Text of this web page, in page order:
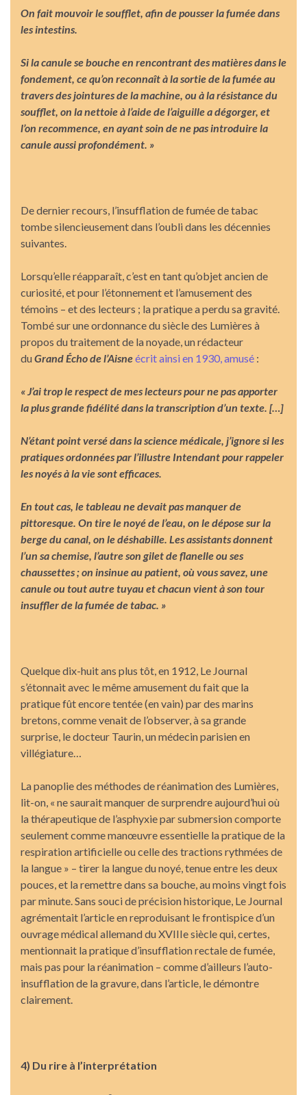
On fait mouvoir le soufflet, afin de pousser la fumée dans
les intestins.
Si la canule se bouche en rencontrant des matières dans le
fondement, ce qu’on reconnaît à la sortie de la fumée au
travers des jointures de la machine, ou à la résistance du
soufflet, on la nettoie à l’aide de l’aiguille a dégorger, et
l’on recommence, en ayant soin de ne pas introduire la
canule aussi profondément. »
De dernier recours, l’insufflation de fumée de tabac
tombe silencieusement dans l’oubli dans les décennies
suivantes.
Lorsqu’elle réapparaît, c’est en tant qu’objet ancien de
curiosité, et pour l’étonnement et l’amusement des
témoins – et des lecteurs ; la pratique a perdu sa gravité.
Tombé sur une ordonnance du siècle des Lumières à
propos du traitement de la noyade, un rédacteur
duGrand Écho de l’Aisneécrit ainsi en 1930, amusé :
« J’ai trop le respect de mes lecteurs pour ne pas apporter
la plus grande fidélité dans la transcription d’un texte. […]
N’étant point versé dans la science médicale, j’ignore si les
pratiques ordonnées par l’illustre Intendant pour rappeler
les noyés à la vie sont efficaces.
En tout cas, le tableau ne devait pas manquer de
pittoresque. On tire le noyé de l’eau, on le dépose sur la
berge du canal, on le déshabille. Les assistants donnent
l’un sa chemise, l’autre son gilet de flanelle ou ses
chaussettes ; on insinue au patient, où vous savez, une
canule ou tout autre tuyau et chacun vient à son tour
insuffler de la fumée de tabac. »
Quelque dix-huit ans plus tôt, en 1912, Le Journal
s’étonnait avec le même amusement du fait que la
pratique fût encore tentée (en vain) par des marins
bretons, comme venait de l’observer, à sa grande
surprise, le docteur Taurin, un médecin parisien en
villégiature…
La panoplie des méthodes de réanimation des Lumières,
lit-on, « ne saurait manquer de surprendre aujourd’hui où
la thérapeutique de l’asphyxie par submersion comporte
seulement comme manœuvre essentielle la pratique de la
respiration artificielle ou celle des tractions rythmées de
la langue » – tirer la langue du noyé, tenue entre les deux
pouces, et la remettre dans sa bouche, au moins vingt fois
par minute. Sans souci de précision historique, Le Journal
agrémentait l’article en reproduisant le frontispice d’un
ouvrage médical allemand du XVIIIe siècle qui, certes,
mentionnait la pratique d’insufflation rectale de fumée,
mais pas pour la réanimation – comme d’ailleurs l’auto-
insufflation de la gravure, dans l’article, le démontre
clairement.
4) Du rire à l’interprétation